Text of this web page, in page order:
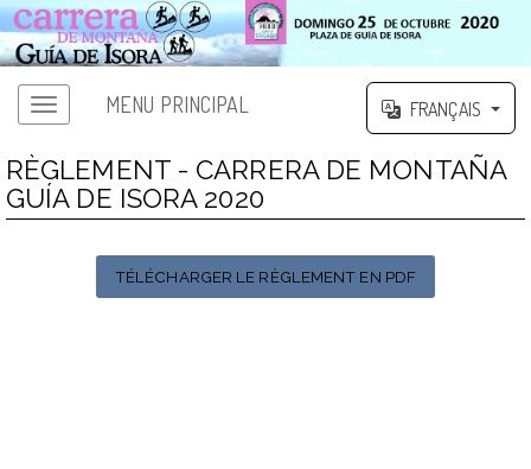
MENU PRINCIPAL FRANÇAIS
RÈGLEMENT - CARRERA DE MONTAÑA
GUÍA DE ISORA 2020
TÉLÉCHARGER LE RÈGLEMENT EN PDF